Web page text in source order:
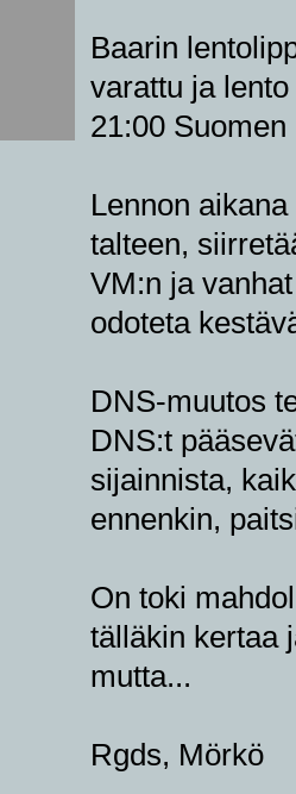
Baarin
varattu ja
21:00 Suomen
Lennon
talteen,
VM:n ja
odoteta
DNS-muutos
DNS:t
sijainnista,
ennenkin,
On toki
tälläkin kertaa
mutta...
Rgds, Mörkö